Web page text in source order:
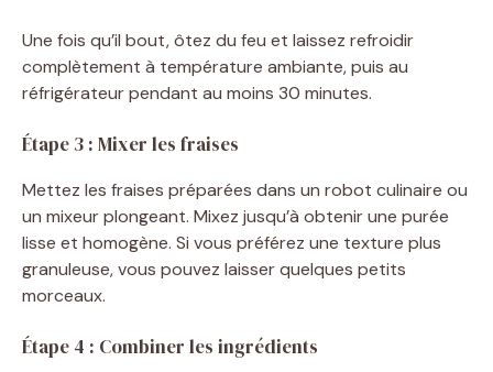
Une fois qu’il bout, ôtez du feu et laissez refroidir
complètement à température ambiante, puis au
réfrigérateur pendant au moins 30 minutes.
Étape 3 : Mixer les fraises
Mettez les fraises préparées dans un robot culinaire ou
un mixeur plongeant. Mixez jusqu’à obtenir une purée
lisse et homogène. Si vous préférez une texture plus
granuleuse, vous pouvez laisser quelques petits
morceaux.
Étape 4 : Combiner les ingrédients